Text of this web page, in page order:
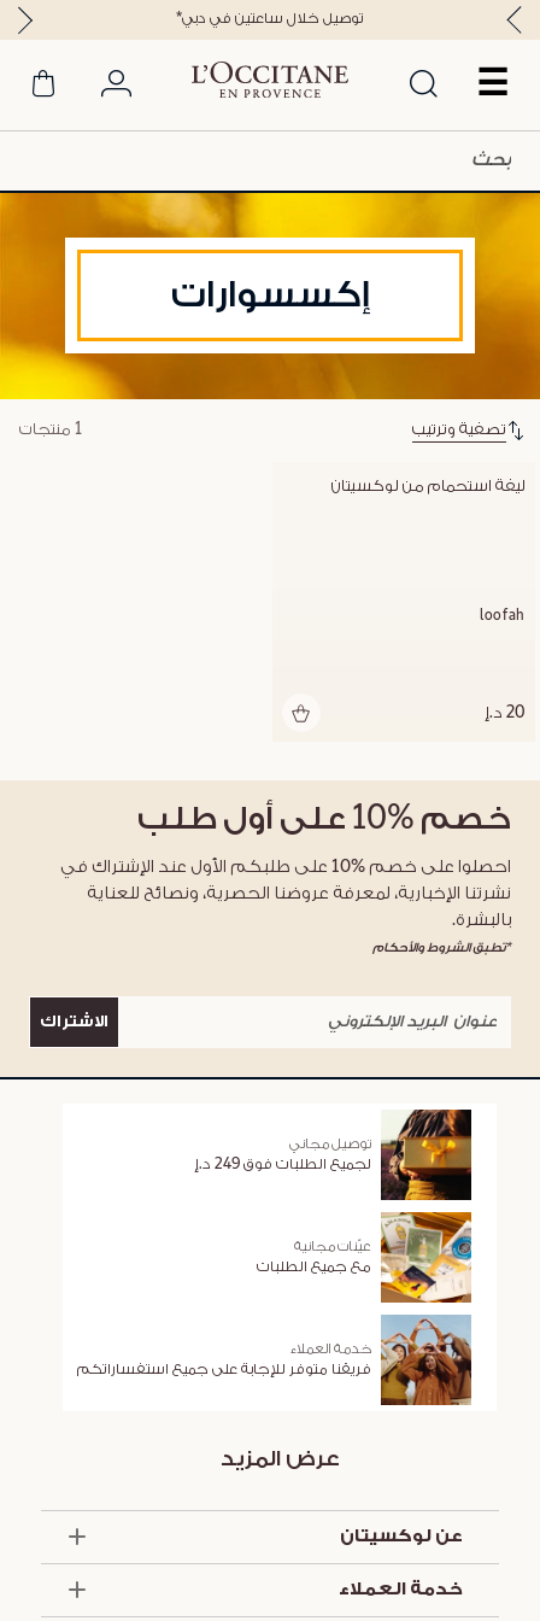
☰
*توصيل خلال ساعتين في دبي
إكسسوارات
تصفية وترتيب 1 منتجات
ليفة استحمام من لوكسيتان
loofah
20 د.إ
خصم %10 على أول طلب
احصلوا على خصم %10 على طلبكم الأول عند الإشتراك في
نشرتنا الإخبارية، لمعرفة عروضنا الحصرية، ونصائح للعناية
بالبشرة.
*تطبق الشروط والأحكام
الاشتراك
توصيل مجاني
لجميع الطلبات فوق 249 د.إ
عيّنات مجانية
مع جميع الطلبات
خدمة العملاء
فريقنا متوفر للإجابة على جميع استفساراتكم
عرض المزيد
عن لوكسيتان
خدمة العملاء